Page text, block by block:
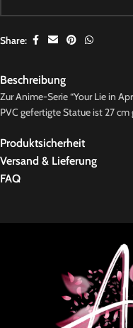
Share:
Beschreibung
Zur Anime-Serie “Your Lie in
PVC gefertigte Statue ist 27
Produktsicherheit
Versand & Lieferung
FAQ